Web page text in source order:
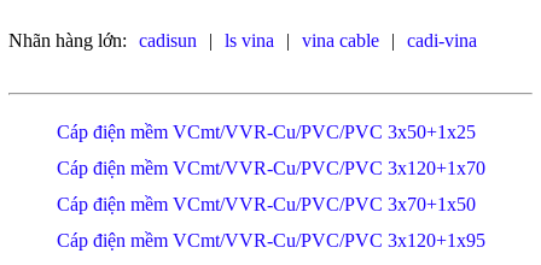
Nhãn hàng lớn: cadisun | ls vina | vina cable | cadi-vina
Cáp điện mềm VCmt/VVR-Cu/PVC/PVC 3x50+1x25
Cáp điện mềm VCmt/VVR-Cu/PVC/PVC 3x120+1x70
Cáp điện mềm VCmt/VVR-Cu/PVC/PVC 3x70+1x50
Cáp điện mềm VCmt/VVR-Cu/PVC/PVC 3x120+1x95